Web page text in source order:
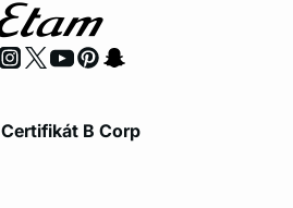
Certifikát B Corp